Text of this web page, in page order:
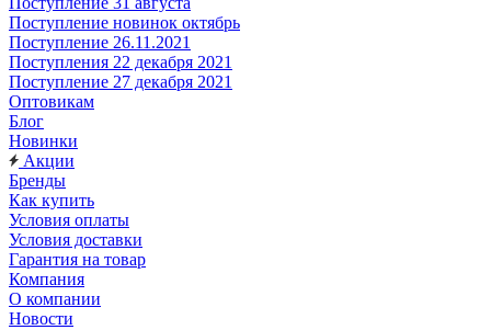
Поступление новинок октябрь
Поступление 26.11.2021
Поступления 22 декабря 2021
Поступление 27 декабря 2021
Оптовикам
Блог
Новинки
Акции
Бренды
Как купить
Условия оплаты
Условия доставки
Гарантия на товар
Компания
О компании
Новости